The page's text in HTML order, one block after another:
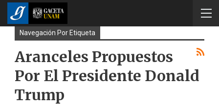
Navegación Por Etiqueta
Aranceles Propuestos
Por El Presidente Donald
Trump